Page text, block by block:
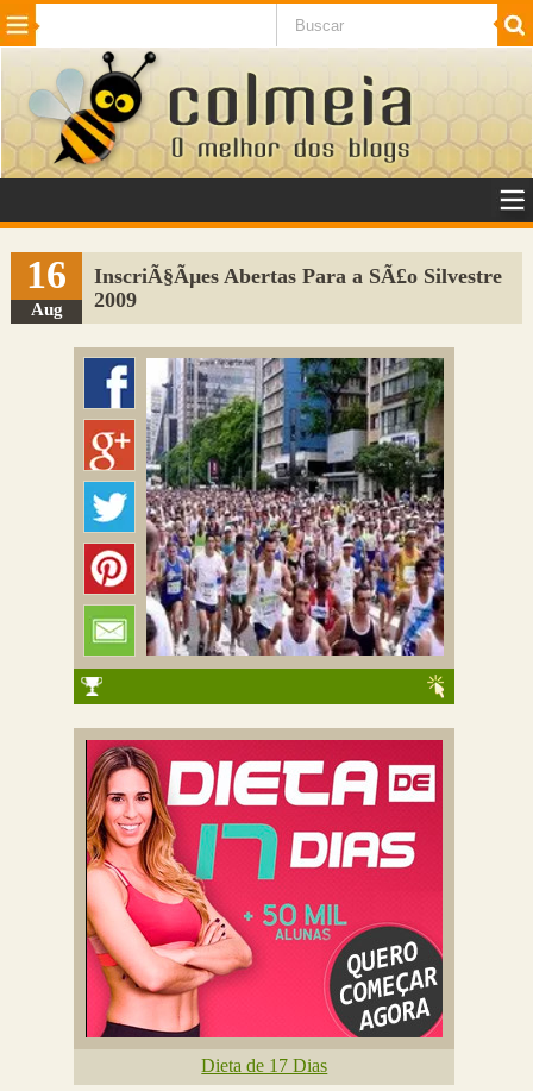
Beleza Cinema e TV
Internet Jogos NotÃ­cias SaÃºde
VeÃ­culos Adulto
Sugerir Link
Adicionar Blog
Colmeia Exchange
Perguntas Frequentes
16
Aug
InscriÃ§Ãµes Abertas Para a SÃ£o Silvestre
2009
Dieta de 17 Dias